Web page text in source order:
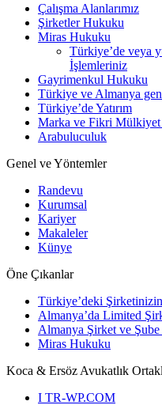
Çalışma Alanlarımız
Şirketler Hukuku
Miras Hukuku
Türkiye’de veya
İşlemleriniz
Gayrimenkul Hukuku
Türkiye ve Almanya
Türkiye’de Yatırım
Marka ve Fikri
Arabuluculuk
Genel ve Yöntemler
Randevu
Kurumsal
Kariyer
Makaleler
Künye
Öne Çıkanlar
Türkiye’deki Şirketinizin
Almanya’da Limited
Almanya Şirket ve
Miras Hukuku
Koca & Ersöz Avukatlık
I TR-WP.COM